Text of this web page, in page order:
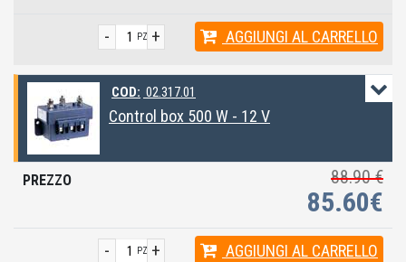
+
- PZ AGGIUNGI AL CARRELLO
COD: 02.317.01
Control box 500 W - 12 V
88.90 €
85.60€
+
- PZ AGGIUNGI AL CARRELLO